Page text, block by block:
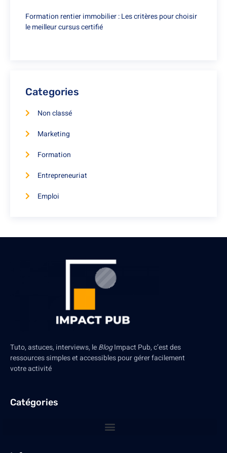
Formation rentier immobilier : Les critères pour choisir
le meilleur cursus certifié
Categories
Non classé
Marketing
Formation
Entrepreneuriat
Emploi
Tuto, astuces, interviews, leBlogImpact Pub, c’est des
ressources simples et accessibles pour gérer facilement
votre activité
Catégories